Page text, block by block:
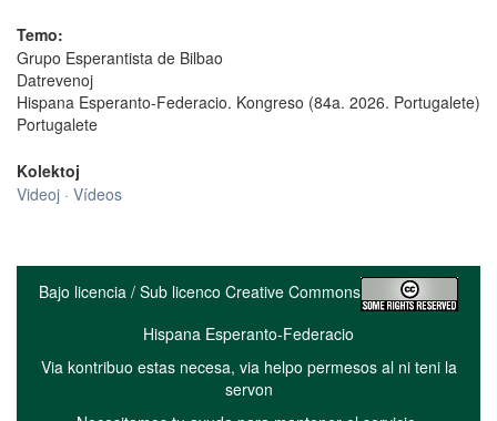
Temo:
Grupo Esperantista de Bilbao
Datrevenoj
Hispana Esperanto-Federacio. Kongreso (84a. 2026. Portugalete)
Portugalete
Kolektoj
Videoj · Vídeos
Bajo licencia / Sub licenco Creative Commons
Hispana Esperanto-Federacio
Via kontribuo estas necesa, via helpo permesos al ni teni la
servon